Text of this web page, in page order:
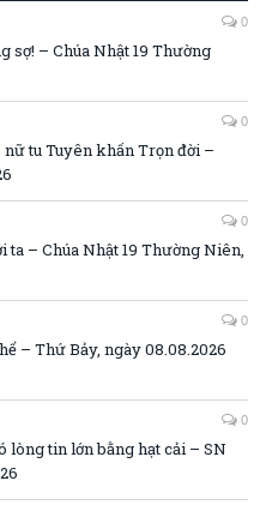
0
sợ! – Chúa Nhật 19 Thường
0
nữ tu Tuyên khấn Trọn đời –
0
ta – Chúa Nhật 19 Thường Niên,
0
– Thứ Bảy, ngày 08.08.2026
0
lòng tin lớn bằng hạt cải – SN